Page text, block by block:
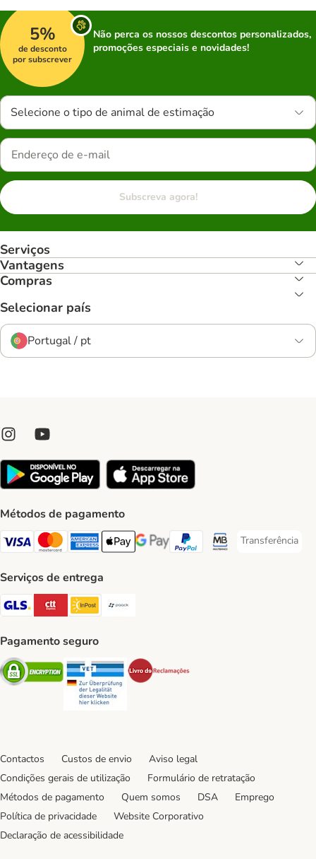
5%
de desconto
por subscrever
Não perca os nossos descontos personalizados,
promoções especiais e novidades!
Selecione o tipo de animal de estimação
Subscreva agora!
Serviços
Vantagens
Compras
Selecionar país
Portugal / pt
Métodos de pagamento
Visa Payment Method
Mastercard Payment Method
American Express Payment Method
Apple Pay Payment Method
Google Pay Payment Method
PayPal Payment Method
Multibanco Payment
Transferência
Transferência
Serviços de entrega
GLS Shipping Method
CTTExpress Shipping Method
InPost Shipping Method
Pagamento seguro
Security Security
Contactos Custos de envio
Aviso legal
Condições gerais de utilização
Formulário de retratação
Métodos de pagamento
Quem somos DSA
Emprego
Política de privacidade
Website Corporativo
Declaração de acessibilidade